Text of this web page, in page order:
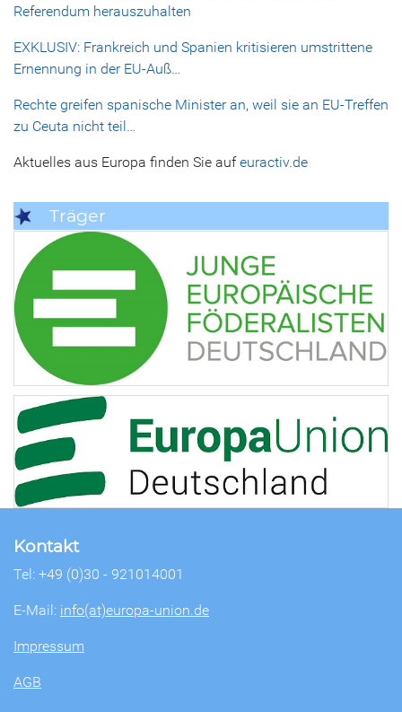
Referendum herauszuhalten
EXKLUSIV: Frankreich und Spanien kritisieren umstrittene
Ernennung in der EU-Auß…
Rechte greifen spanische Minister an, weil sie an EU-Treffen
zu Ceuta nicht teil…
Aktuelles aus Europa finden Sie aufeuractiv.de
Träger
Kontakt
Tel: +49 (0)30 - 921014001
E-Mail: info(at)europa-union.de
Impressum
AGB